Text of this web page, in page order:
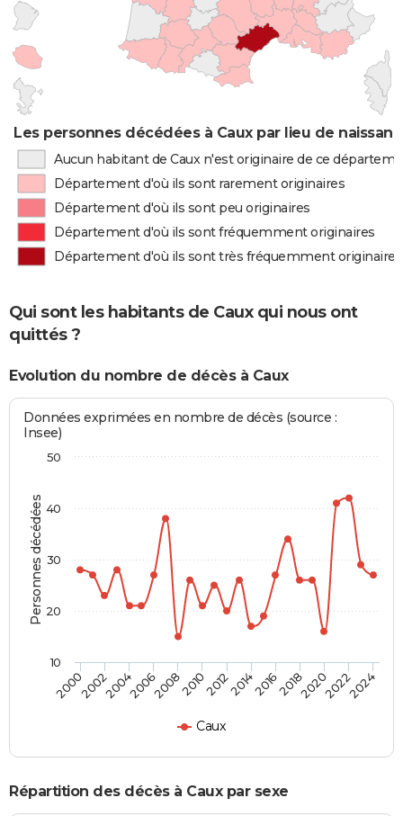
Les personnes décédées à Caux par lieu de
Aucun habitant de Caux n'est originaire de ce
Département d'où ils sont rarement originaires
Département d'où ils sont peu originaires
Département d'où ils sont fréquemment originaires
Département d'où ils sont très fréquemment originaires
Qui sont les habitants de Caux qui nous ont
quittés ?
Evolution du nombre de décès à Caux
Personnes décédées
Données exprimées en nombre de décès (source :
Insee)
Caux
2000200220042006200820102012201420162018202020222024
10
20
30
40
50
Répartition des décès à Caux par sexe